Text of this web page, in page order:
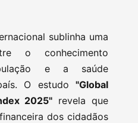
sublinha uma
o conhecimento
e a saúde
O estudo "Global
2025" revela que
dos cidadãos